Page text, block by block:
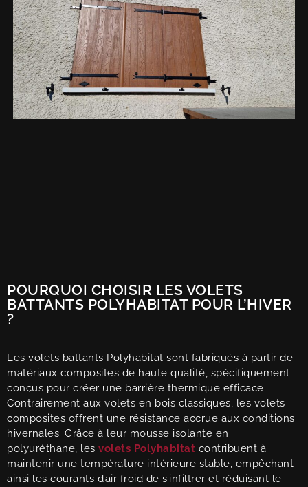
POURQUOI CHOISIR LES VOLETS
BATTANTS POLYHABITAT POUR L’HIVER
?
Les volets battants Polyhabitat sont fabriqués à partir de
matériaux composites de haute qualité, spécifiquement
conçus pour créer une barrière thermique efficace.
Contrairement aux volets en bois classiques, les volets
composites offrent une résistance accrue aux conditions
hivernales. Grâce à leur mousse isolante en
polyuréthane, les volets Polyhabitat contribuent à
maintenir une température intérieure stable, empêchant
ainsi les courants d’air froid de s’infiltrer et réduisant le